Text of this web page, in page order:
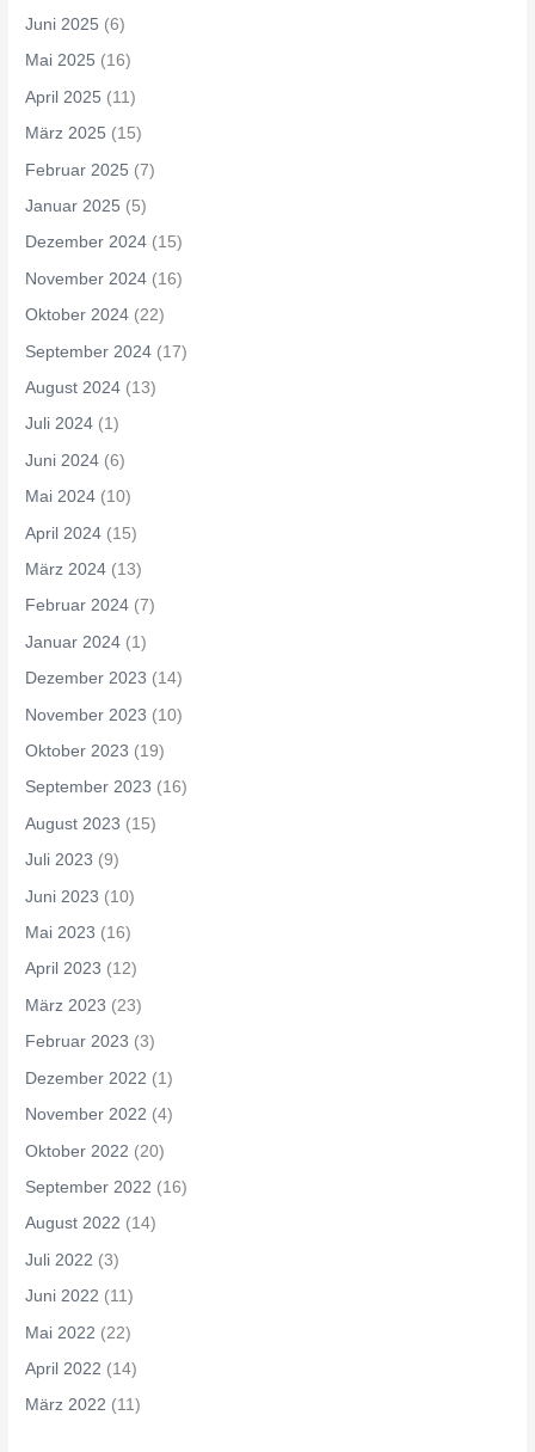
Juni 2025 (6)
Mai 2025 (16)
April 2025 (11)
März 2025 (15)
Februar 2025 (7)
Januar 2025 (5)
Dezember 2024 (15)
November 2024 (16)
Oktober 2024 (22)
September 2024 (17)
August 2024 (13)
Juli 2024 (1)
Juni 2024 (6)
Mai 2024 (10)
April 2024 (15)
März 2024 (13)
Februar 2024 (7)
Januar 2024 (1)
Dezember 2023 (14)
November 2023 (10)
Oktober 2023 (19)
September 2023 (16)
August 2023 (15)
Juli 2023 (9)
Juni 2023 (10)
Mai 2023 (16)
April 2023 (12)
März 2023 (23)
Februar 2023 (3)
Dezember 2022 (1)
November 2022 (4)
Oktober 2022 (20)
September 2022 (16)
August 2022 (14)
Juli 2022 (3)
Juni 2022 (11)
Mai 2022 (22)
April 2022 (14)
März 2022 (11)